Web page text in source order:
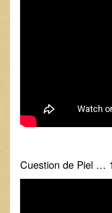
Cuestion de Piel …